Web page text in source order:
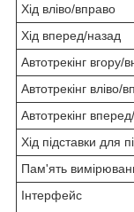
Хід вліво/вправо
Хід вперед/назад
Автотрекінг вгору/
Автотрекінг вліво/
Автотрекінг
Хід підставки для
Пам'ять
Інтерфейс